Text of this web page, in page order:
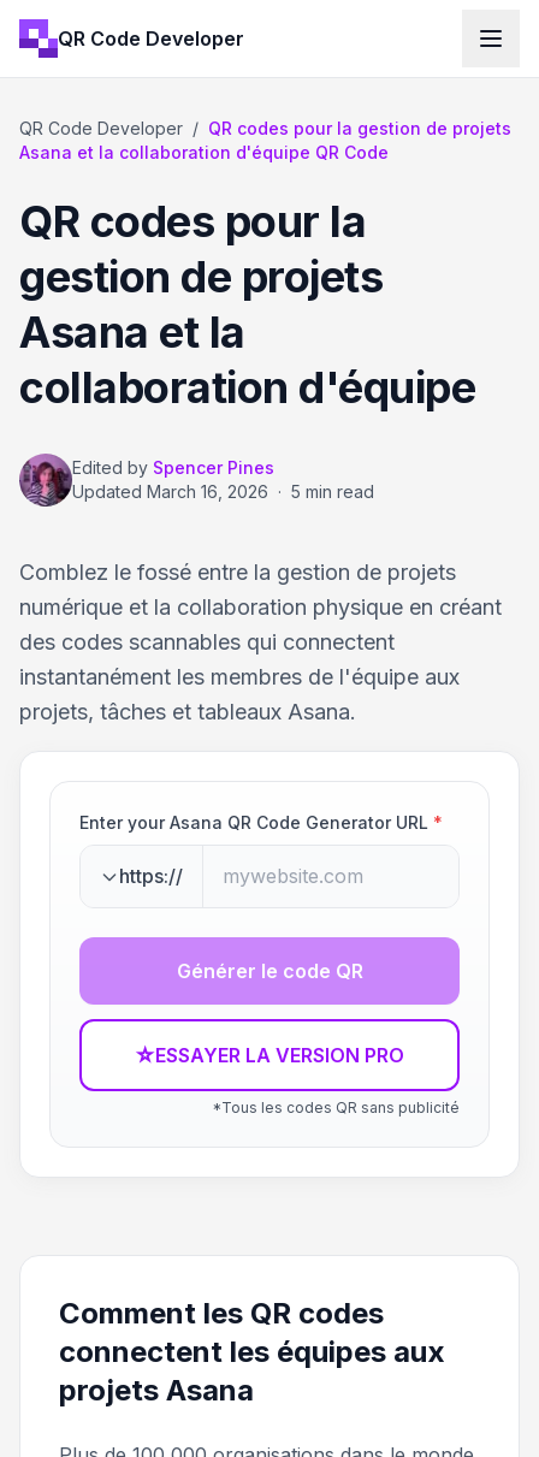
QR Code Developer
QR Code Developer / QR codes pour la gestion de projets
Asana et la collaboration d'équipe QR Code
QR codes pour la
gestion de projets
Asana et la
collaboration d'équipe
Edited by Spencer Pines
Updated March 16, 2026 · 5 min read
Comblez le fossé entre la gestion de projets
numérique et la collaboration physique en créant
des codes scannables qui connectent
instantanément les membres de l'équipe aux
projets, tâches et tableaux Asana.
Enter your Asana QR Code Generator URL *
https://
Générer le code QR
☆ESSAYER LA VERSION PRO
*Tous les codes QR sans publicité
Comment les QR codes
connectent les équipes aux
projets Asana